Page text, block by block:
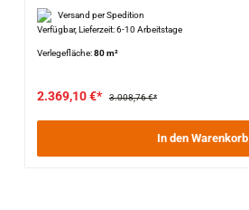
Versand per Spedition
Verfügbar, Lieferzeit: 6-10 Arbeitstage
Verlegefläche:80 m²
2.369,10 €* 3.008,76 €*
In den Warenkorb